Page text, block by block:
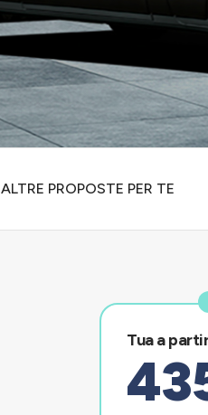
ALTRE PROPOSTE PER TE
Tua a